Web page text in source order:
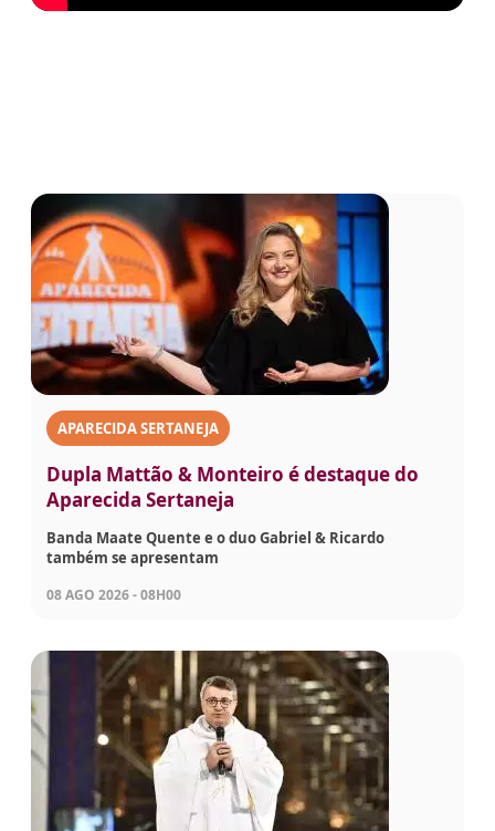
APARECIDA SERTANEJA
Dupla Mattão & Monteiro é destaque do
Aparecida Sertaneja
Banda Maate Quente e o duo Gabriel & Ricardo
também se apresentam
08 AGO 2026 - 08H00